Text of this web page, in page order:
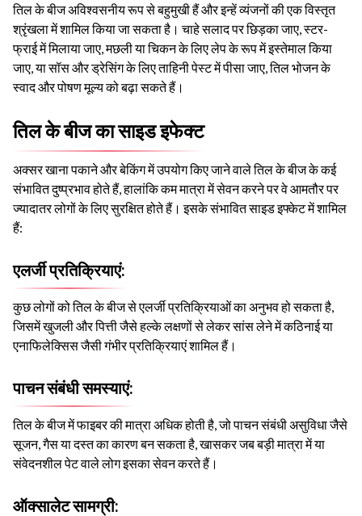
तिल के बीज अविश्वसनीय रूप से बहुमुखी हैं और इन्हें व्यंजनों की एक विस्तृत
श्रृंखला में शामिल किया जा सकता है। चाहे सलाद पर छिड़का जाए, स्टर-
फ्राई में मिलाया जाए, मछली या चिकन के लिए लेप के रूप में इस्तेमाल किया
जाए, या सॉस और ड्रेसिंग के लिए ताहिनी पेस्ट में पीसा जाए, तिल भोजन के
स्वाद और पोषण मूल्य को बढ़ा सकते हैं।
तिल के बीज का साइड इफेक्ट
अक्सर खाना पकाने और बेकिंग में उपयोग किए जाने वाले तिल के बीज के कई
संभावित दुष्प्रभाव होते हैं, हालांकि कम मात्रा में सेवन करने पर वे आमतौर पर
ज्यादातर लोगों के लिए सुरक्षित होते हैं। इसके संभावित साइड इफ्केट में शामिल
हैं:
एलर्जी प्रतिक्रियाएं:
कुछ लोगों को तिल के बीज से एलर्जी प्रतिक्रियाओं का अनुभव हो सकता है,
जिसमें खुजली और पित्ती जैसे हल्के लक्षणों से लेकर सांस लेने में कठिनाई या
एनाफिलेक्सिस जैसी गंभीर प्रतिक्रियाएं शामिल हैं।
पाचन संबंधी समस्याएं:
तिल के बीज में फाइबर की मात्रा अधिक होती है, जो पाचन संबंधी असुविधा जैसे
सूजन, गैस या दस्त का कारण बन सकता है, खासकर जब बड़ी मात्रा में या
संवेदनशील पेट वाले लोग इसका सेवन करते हैं।
ऑक्सालेट सामग्री: